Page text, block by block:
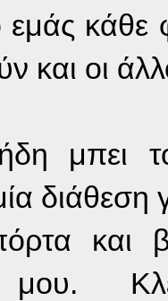
κάθε
και οι
μπει
διάθεση
και
μου.